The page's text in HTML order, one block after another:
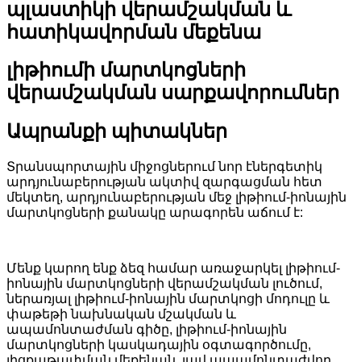
պլաստիկի վերամշակման և
հատիկավորման մեքենա
լիթիումի մարտկոցների
վերամշակման սարքավորումներ
Ապրանքի պիտակներ
Տրանսպորտային միջոցներում նոր էներգետիկ
արդյունաբերության ակտիվ զարգացման հետ
մեկտեղ, արդյունաբերության մեջ լիթիում-իոնային
մարտկոցների քանակը արագորեն աճում է:
Մենք կարող ենք ձեզ համար առաջարկել լիթիում-
իոնային մարտկոցների վերամշակման լուծում,
ներառյալ լիթիում-իոնային մարտկոցի մոդուլը և
փաթեթի նախնական մշակման և
ապամոնտաժման գիծը, լիթիում-իոնային
մարտկոցների կասկադային օգտագործումը,